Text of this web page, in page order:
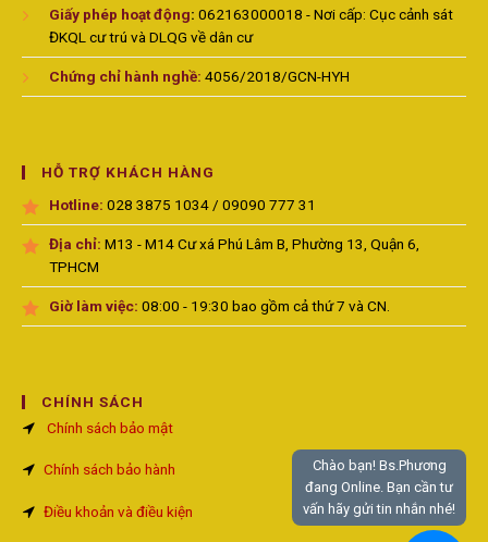
Giấy phép hoạt động: 062163000018 - Nơi cấp: Cục cảnh sát
ĐKQL cư trú và DLQG về dân cư
Chứng chỉ hành nghề: 4056/2018/GCN-HYH
HỖ TRỢ KHÁCH HÀNG
Hotline: 028 3875 1034 / 09090 777 31
Địa chỉ: M13 - M14 Cư xá Phú Lâm B, Phường 13, Quận 6,
TPHCM
Giờ làm việc: 08:00 - 19:30 bao gồm cả thứ 7 và CN.
CHÍNH SÁCH
Chính sách bảo mật
Chính sách bảo hành
Điều khoản và điều kiện
Chào bạn! Bs.Phương
đang Online. Bạn cần tư
vấn hãy gửi tin nhắn nhé!